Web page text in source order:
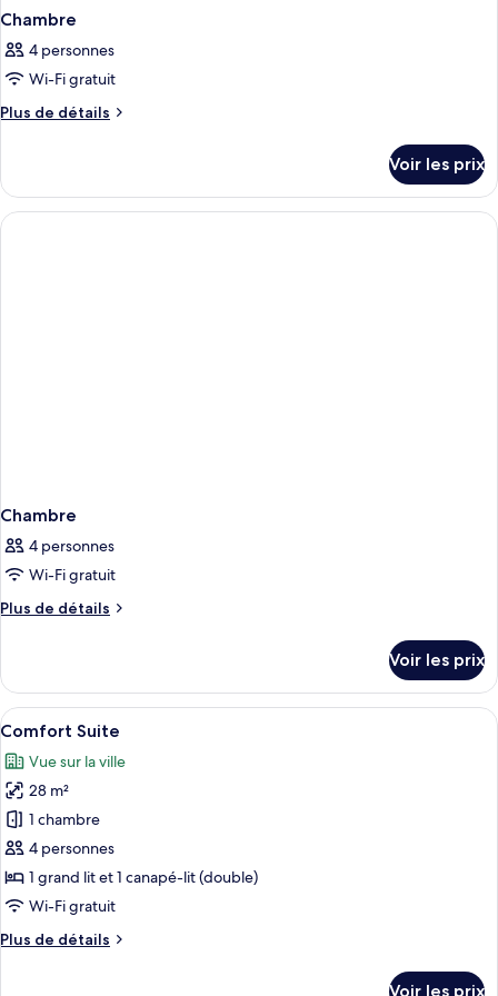
Chambre
4 personnes
Wi-Fi gratuit
Plus de détails
Plus
le
type
de
Voir les prix
Chambre
4 personnes
Wi-Fi gratuit
Plus de détails
Plus
le
type
de
Chambre
Voir les prix
Afficher
toutes
les
photos
pour
ce
type
de
chambre :
Comfort
Une chambre d’hôtel moderne
6
Comfort Suite
Vue sur la ville
28 m²
1 chambre
4 personnes
1 grand lit et 1 canapé-lit (double)
Wi-Fi gratuit
Plus de détails
Plus
Voir les prix